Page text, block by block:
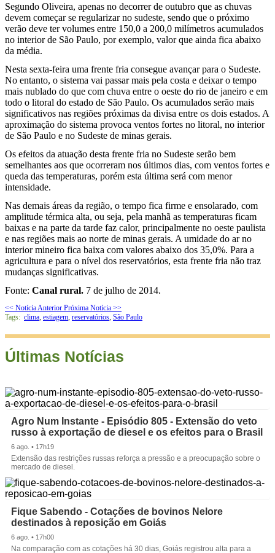
Segundo Oliveira, apenas no decorrer de outubro que as chuvas
devem começar se regularizar no sudeste, sendo que o próximo
verão deve ter volumes entre 150,0 a 200,0 milímetros acumulados
no interior de São Paulo, por exemplo, valor que ainda fica abaixo
da média.
Nesta sexta-feira uma frente fria consegue avançar para o Sudeste.
No entanto, o sistema vai passar mais pela costa e deixar o tempo
mais nublado do que com chuva entre o oeste do rio de janeiro e em
todo o litoral do estado de São Paulo. Os acumulados serão mais
significativos nas regiões próximas da divisa entre os dois estados. A
aproximação do sistema provoca ventos fortes no litoral, no interior
de São Paulo e no Sudeste de minas gerais.
Os efeitos da atuação desta frente fria no Sudeste serão bem
semelhantes aos que ocorreram nos últimos dias, com ventos fortes e
queda das temperaturas, porém esta última será com menor
intensidade.
Nas demais áreas da região, o tempo fica firme e ensolarado, com
amplitude térmica alta, ou seja, pela manhã as temperaturas ficam
baixas e na parte da tarde faz calor, principalmente no oeste paulista
e nas regiões mais ao norte de minas gerais. A umidade do ar no
interior mineiro fica baixa com valores abaixo dos 35,0%. Para a
agricultura e para o nível dos reservatórios, esta frente fria não traz
mudanças significativas.
Fonte: Canal rural. 7 de julho de 2014.
<< Notícia Anterior Próxima Notícia >>
Tags: clima, estiagem, reservatórios, São Paulo
Últimas Notícias
Agro Num Instante - Episódio 805 - Extensão do veto
russo à exportação de diesel e os efeitos para o Brasil
6 ago. • 17h19
Extensão das restrições russas reforça a pressão e a preocupação sobre o
mercado de diesel.
Fique Sabendo - Cotações de bovinos Nelore
destinados à reposição em Goiás
6 ago. • 17h00
Na comparação com as cotações há 30 dias, Goiás registrou alta para a